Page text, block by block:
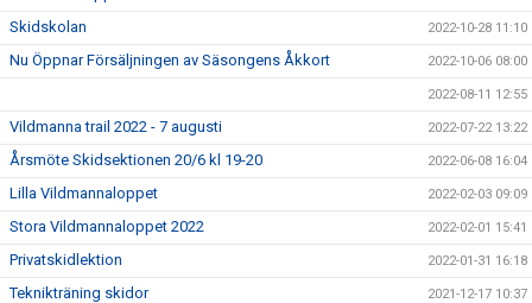
Skidskolan 2022-10-28 11:10
Nu Öppnar Försäljningen av Säsongens Åkkort 2022-10-06 08:00
2022-08-11 12:55
Vildmanna trail 2022 - 7 augusti 2022-07-22 13:22
Årsmöte Skidsektionen 20/6 kl 19-20 2022-06-08 16:04
Lilla Vildmannaloppet 2022-02-03 09:09
Stora Vildmannaloppet 2022 2022-02-01 15:41
Privatskidlektion 2022-01-31 16:18
Teknikträning skidor 2021-12-17 10:37